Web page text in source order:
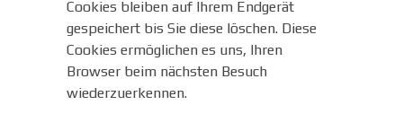
Cookies bleiben auf Ihrem Endgerät
gespeichert bis Sie diese löschen. Diese
Cookies ermöglichen es uns, Ihren
Browser beim nächsten Besuch
wiederzuerkennen.